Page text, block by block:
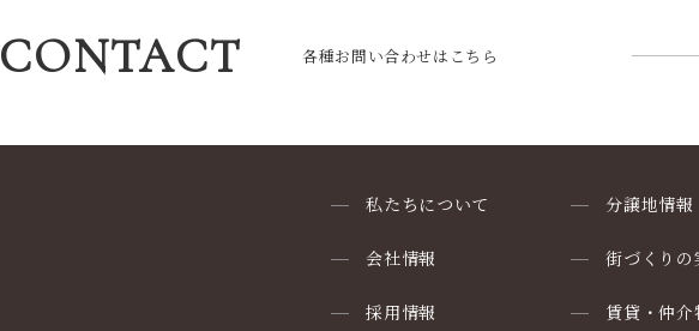
CONTACT 各種お問い合わせはこちら
私たちについて 分譲地情報
会社情報 街づくりの
採用情報 賃貸・仲介